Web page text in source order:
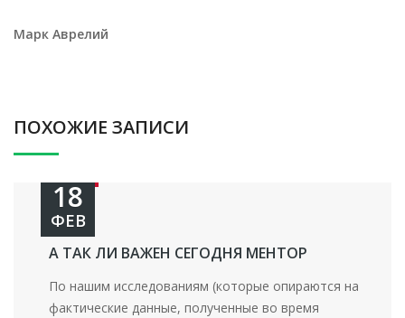
Марк Аврелий
ПОХОЖИЕ ЗАПИСИ
А ТАК ЛИ ВАЖЕН СЕГОДНЯ МЕНТОР
18
ФЕВ
По нашим исследованиям (которые опираются на
фактические данные, полученные во время